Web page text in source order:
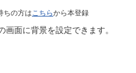
ちの方はこちらから本登録
面に背景を設定できます。